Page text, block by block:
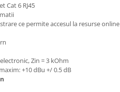
Cat 6 RJ45
ce permite accesul la resurse online
Zin = 3 kOhm
+10 dBu +/ 0.5 dB